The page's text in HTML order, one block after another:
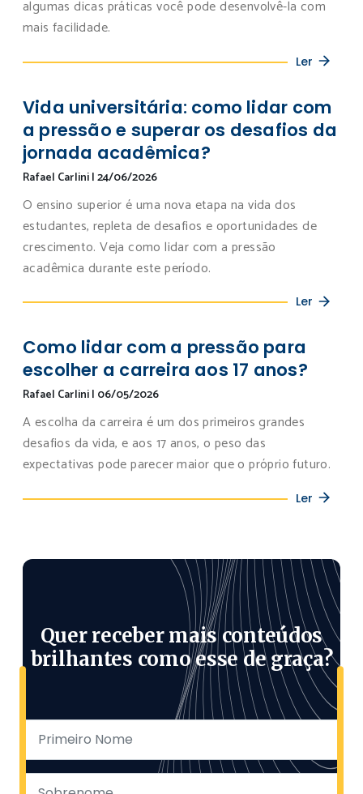
algumas dicas práticas você pode desenvolvê-la com
mais facilidade.
Ler
Vida universitária: como lidar com
a pressão e superar os desafios da
jornada acadêmica?
Rafael Carlini|24/06/2026
O ensino superior é uma nova etapa na vida dos
estudantes, repleta de desafios e oportunidades de
crescimento. Veja como lidar com a pressão
acadêmica durante este período.
Ler
Como lidar com a pressão para
escolher a carreira aos 17 anos?
Rafael Carlini| 06/05/2026
A escolha da carreira é um dos primeiros grandes
desafios da vida, e aos 17 anos, o peso das
expectativas pode parecer maior que o próprio futuro.
Ler
Quer receber mais conteúdos
brilhantes como esse de graça?